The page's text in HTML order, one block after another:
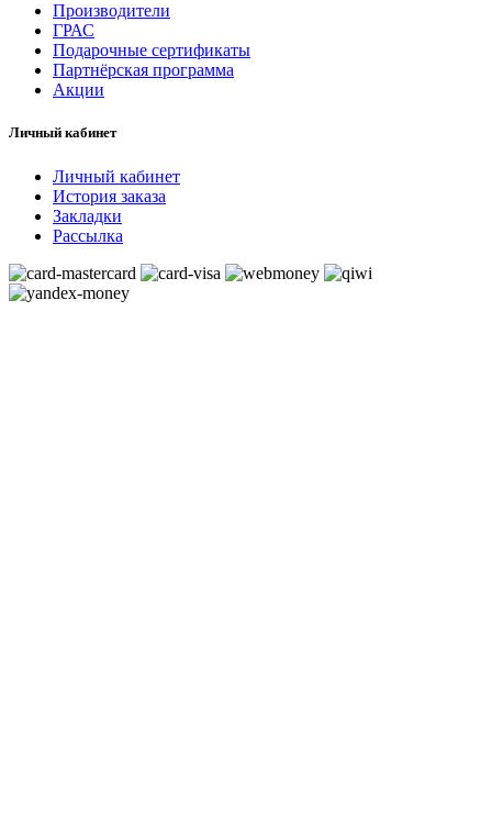
Производители
ГРАС
Подарочные сертификаты
Партнёрская программа
Акции
Личный кабинет
Личный кабинет
История заказа
Закладки
Рассылка